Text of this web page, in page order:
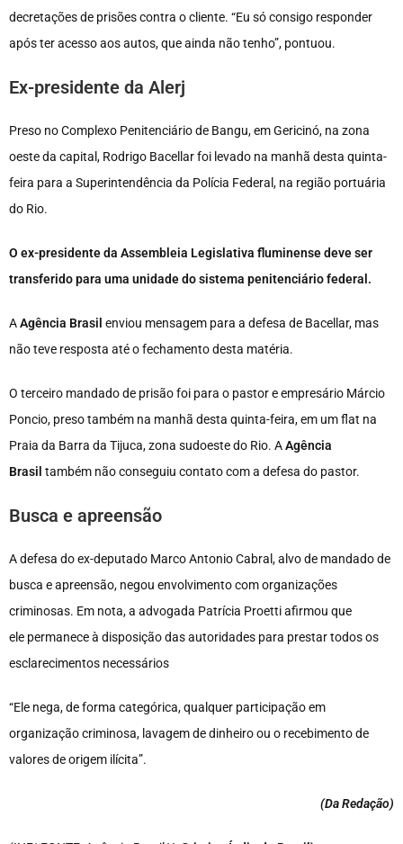
decretações de prisões contra o cliente. “Eu só consigo responder
após ter acesso aos autos, que ainda não tenho”, pontuou.
Ex-presidente da Alerj
Preso no Complexo Penitenciário de Bangu, em Gericinó, na zona
oeste da capital, Rodrigo Bacellar foi levado na manhã desta quinta-
feira para a Superintendência da Polícia Federal, na região portuária
do Rio.
O ex-presidente da Assembleia Legislativa fluminense deve ser
transferido para uma unidade do sistema penitenciário federal.
AAgência Brasil enviou mensagem para a defesa de Bacellar, mas
não teve resposta até o fechamento desta matéria.
O terceiro mandado de prisão foi para o pastor e empresário Márcio
Poncio, preso também na manhã desta quinta-feira, em um flat na
Praia da Barra da Tijuca, zona sudoeste do Rio. AAgência
Brasil também não conseguiu contato com a defesa do pastor.
Busca e apreensão
A defesa do ex-deputado Marco Antonio Cabral, alvo de mandado de
busca e apreensão, negou envolvimento com organizações
criminosas. Em nota, a advogada Patrícia Proetti afirmou que
ele permanece à disposição das autoridades para prestar todos os
esclarecimentos necessários
“Ele nega, de forma categórica, qualquer participação em
organização criminosa, lavagem de dinheiro ou o recebimento de
valores de origem ilícita”.
(Da Redação)